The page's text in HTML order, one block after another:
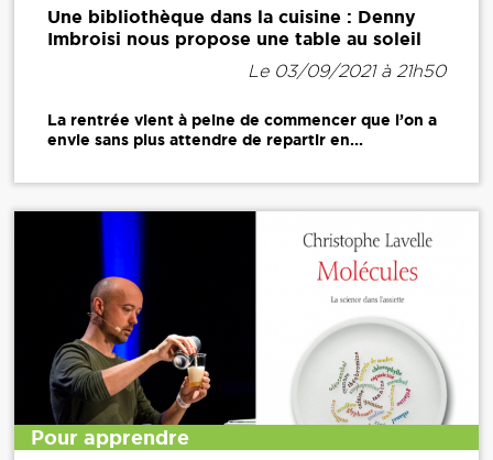
Une bibliothèque dans la cuisine : Denny
Imbroisi nous propose une table au soleil
Le 03/09/2021 à 21h50
La rentrée vient à peine de commencer que l’on a
envie sans plus attendre de repartir en...
Pour apprendre